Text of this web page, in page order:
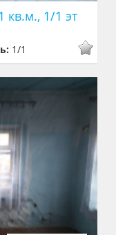
кв.м., 1/1 эт
1/1